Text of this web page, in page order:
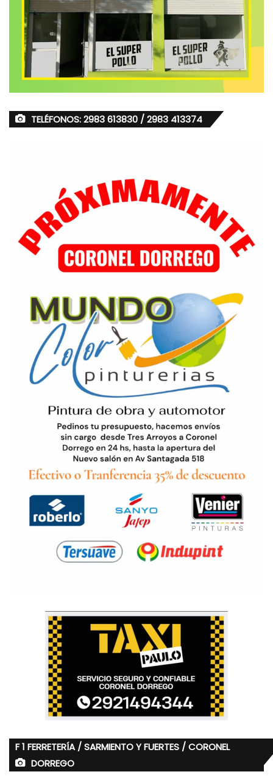
TELÉFONOS: 2983 613830 / 2983 413374
F 1 FERRETERÍA / SARMIENTO Y FUERTES / CORONEL
DORREGO